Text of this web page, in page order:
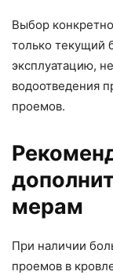
Выбор
только текущий
эксплуатацию,
водоотведения
проемов.
мерам
При наличии
проемов в